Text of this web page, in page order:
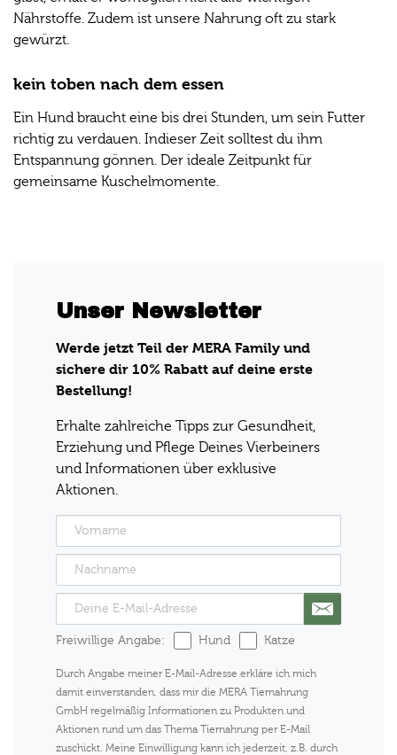
Nährstoffe. Zudem ist unsere Nahrung oft zu stark
gewürzt.
kein toben nach dem essen
Ein Hund braucht eine bis drei Stunden, um sein Futter
richtig zu verdauen. Indieser Zeit solltest du ihm
Entspannung gönnen. Der ideale Zeitpunkt für
gemeinsame Kuschelmomente.
Unser Newsletter
Werde jetzt Teil der MERA Family und
sichere dir 10% Rabatt auf deine erste
Bestellung!
Erhalte zahlreiche Tipps zur Gesundheit,
Erziehung und Pflege Deines Vierbeiners
und Informationen über exklusive
Aktionen.
Freiwillige Angabe: Hund Katze
Durch Angabe meiner E-Mail-Adresse erkläre ich mich
damit einverstanden, dass mir die MERA Tiernahrung
GmbH regelmäßig Informationen zu Produkten und
Aktionen rund um das Thema Tiernahrung per E-Mail
zuschickt. Meine Einwilligung kann ich jederzeit, z.B. durch